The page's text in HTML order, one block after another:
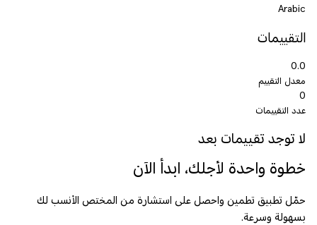
Arabic
التقييمات
0.0
معدل التقييم
0
عدد التقييمات
لا توجد تقييمات بعد
خطوة واحدة لأجلك، ابدأ الآن
حمّل تطبيق تطمين واحصل على استشارة من المختص الأنسب لك
بسهولة وسرعة.